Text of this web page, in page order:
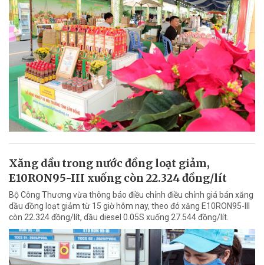
Xăng dầu trong nước đồng loạt giảm,
E10RON95-III xuống còn 22.324 đồng/lít
Bộ Công Thương vừa thông báo điều chỉnh điều chỉnh giá bán xăng
dầu đồng loạt giảm từ 15 giờ hôm nay, theo đó xăng E10RON95-III
còn 22.324 đồng/lít, dầu diesel 0.05S xuống 27.544 đồng/lít.